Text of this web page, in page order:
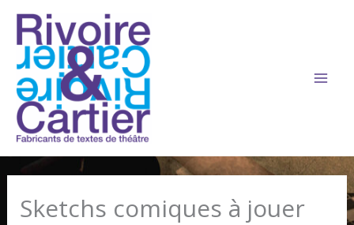
Aller
contenu
Sketchs comiques à jouer